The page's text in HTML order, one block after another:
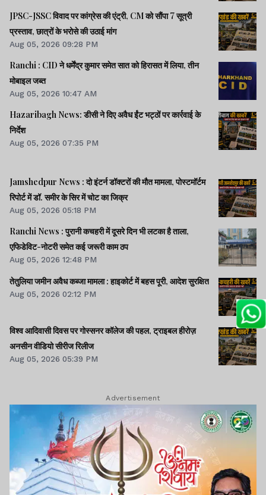
JPSC-JSSC विवाद पर कांग्रेस की एंट्री, CM को सौंपा 7 सूत्री
प्रस्ताव, छात्रों के भरोसे की उठाई मांग
Aug 05, 2026 09:28 PM
Ranchi : CID ने धर्मेंद्र कुमार समेत सात को हिरासत में लिया, तीन
मोबाइल जब्त
Aug 05, 2026 10:47 AM
Hazaribagh News: डीसी ने दिए अवैध ईंट भट्ठों पर कार्रवाई के
निर्देश
Aug 05, 2026 07:35 PM
Jamshedpur News : दो इंटर्न डॉक्टरों की मौत मामला, पोस्टमॉर्टम
रिपोर्ट में डॉ. समीर के सिर में चोट का जिक्र
Aug 05, 2026 05:18 PM
Ranchi News : पुरानी कचहरी में दूसरे दिन भी लटका है ताला,
एफिडेविट-नोटरी समेत कई जरूरी काम ठप
Aug 05, 2026 12:48 PM
तेतुलिया जमीन अवैध कब्जा मामला : हाइकोर्ट में बहस पूरी, आदेश सुरक्षित
Aug 05, 2026 02:12 PM
विश्व आदिवासी दिवस पर गोस्सनर कॉलेज की पहल, ट्राइबल हीरोज़
अनसीन वीडियो सीरीज रिलीज
Aug 05, 2026 05:39 PM
Advertisement